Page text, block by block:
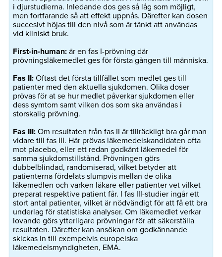
i djurstudierna. Inledande dos ges så låg som möjligt,
men fortfarande så att effekt uppnås. Därefter kan dosen
succesivt höjas till den nivå som är tänkt att användas
vid kliniskt bruk.
First-in-human: är en fas I-prövning där
prövningsläkemedlet ges för första gången till människa.
Fas II: Oftast det första tillfället som medlet ges till
patienter med den aktuella sjukdomen. Olika doser
prövas för at se hur medlet påverkar sjukdomen eller
dess symtom samt vilken dos som ska användas i
storskalig prövning.
Fas III: Om resultaten från fas II är tillräckligt bra går man
vidare till fas III. Här prövas läkemedelskandidaten ofta
mot placebo, eller ett redan godkänt läkemedel för
samma sjukdomstillstånd. Prövningen görs
dubbelblindad, randomiserad, vilket betyder att
patienterna fördelats slumpvis mellan de olika
läkemedlen och varken läkare eller patienter vet vilket
preparat respektive patient får. I fas III-studier ingår ett
stort antal patienter, vilket är nödvändigt för att få ett bra
underlag för statistiska analyser. Om läkemedlet verkar
lovande görs ytterligare prövningar för att säkerställa
resultaten. Därefter kan ansökan om godkännande
skickas in till exempelvis europeiska
läkemedelsmyndigheten, EMA.